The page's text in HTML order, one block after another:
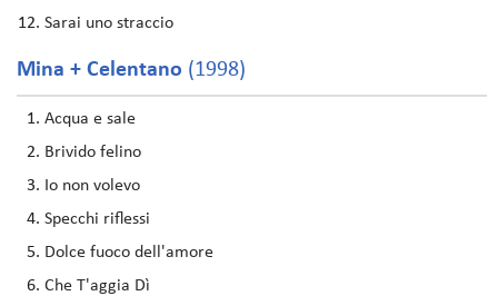
Sarai uno straccio
Mina + Celentano (1998)
Acqua e sale
Brivido felino
Io non volevo
Specchi riflessi
Dolce fuoco dell'amore
Che T'aggia Dì